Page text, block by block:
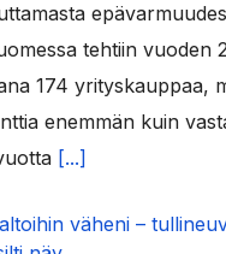
tehtiin vuoden
174 yrityskauppaa,
enemmän kuin
[...]
väheni –